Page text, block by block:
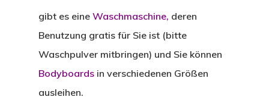
gibt es eineWaschmaschine, deren
Benutzung gratis für Sie ist (bitte
Waschpulver mitbringen) und Sie können
Bodyboards in verschiedenen Größen
ausleihen.